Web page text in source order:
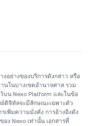
อย่างของบริการดังกล่าว หรือ
นในบางเขตอำนาจศาล รวม
น Nexo Platform และในข้อ
ดิจิทัลจะมีลักษณะเฉพาะตัว
พิ่มความมั่งคั่ง การอ้างอิงดัง
ง Nexo เท่านั้น เอกสารที่